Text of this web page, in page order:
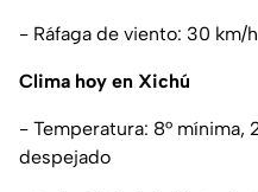
- Ráfaga de viento: 30 km/h
Clima hoy en Xichú
- Temperatura: 8° mínima,
despejado